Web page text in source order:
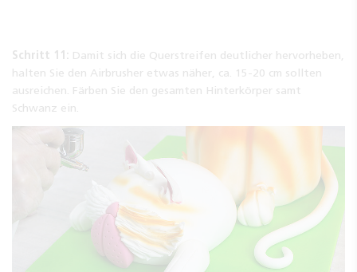
Schritt 11: Damit sich die Querstreifen deutlicher hervorheben,
halten Sie den Airbrusher etwas näher, ca. 15-20 cm sollten
ausreichen. Färben Sie den gesamten Hinterkörper samt
Schwanz ein.